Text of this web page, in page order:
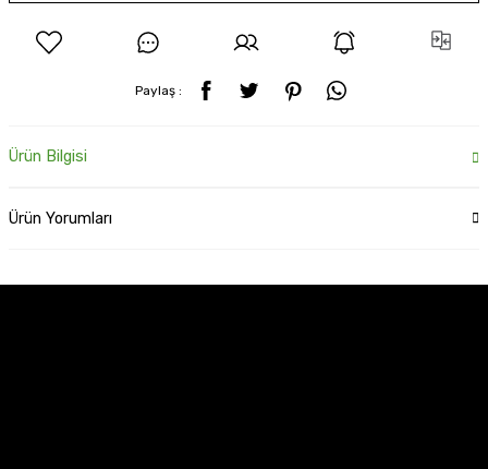
Paylaş :
Ürün Bilgisi
Ürün Yorumları